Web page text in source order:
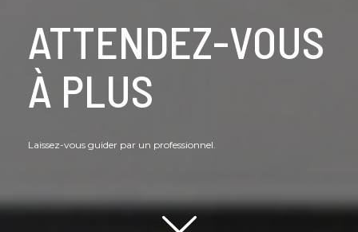
ATTENDEZ-VOUS
À PLUS
Laissez-vous guider par un professionnel.
Scroll down